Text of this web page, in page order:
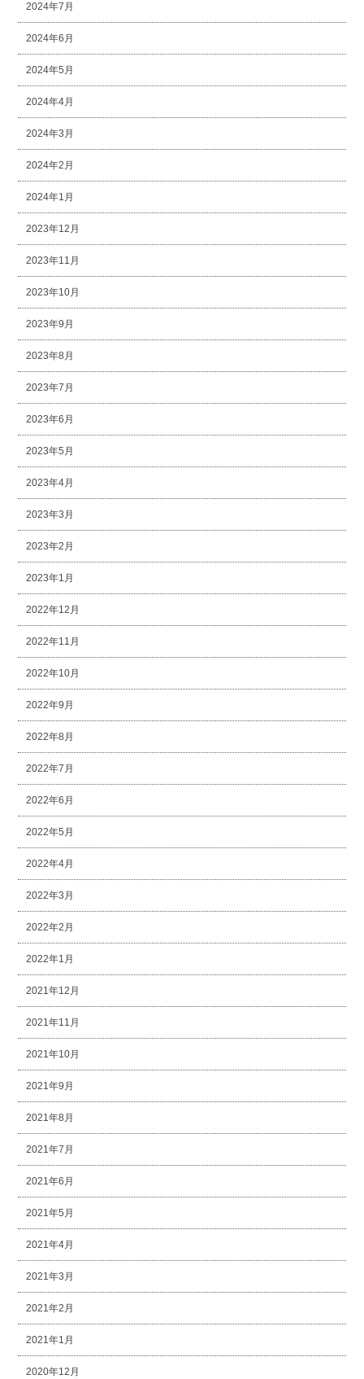
2024年7月
2024年6月
2024年5月
2024年4月
2024年3月
2024年2月
2024年1月
2023年12月
2023年11月
2023年10月
2023年9月
2023年8月
2023年7月
2023年6月
2023年5月
2023年4月
2023年3月
2023年2月
2023年1月
2022年12月
2022年11月
2022年10月
2022年9月
2022年8月
2022年7月
2022年6月
2022年5月
2022年4月
2022年3月
2022年2月
2022年1月
2021年12月
2021年11月
2021年10月
2021年9月
2021年8月
2021年7月
2021年6月
2021年5月
2021年4月
2021年3月
2021年2月
2021年1月
2020年12月